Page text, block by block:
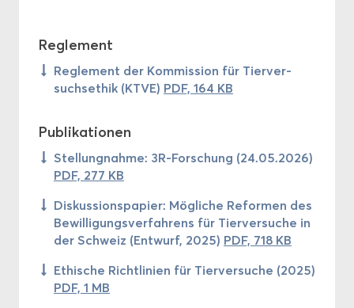
Re­gle­ment
Re­gle­ment der Kom­mis­si­on für Tier­ver­
suchs­ethik (KTVE) PDF, 164 KB
Pu­bli­ka­tio­nen
Stel­lung­nah­me: 3R-​Forschung (24.05.2026)
PDF, 277 KB
Dis­kus­si­ons­pa­pier: Mög­li­che Re­for­men des
Be­wil­li­gungs­ver­fah­rens für Tier­ver­su­che in
der Schweiz (Ent­wurf, 2025) PDF, 718 KB
Ethi­sche Richt­li­ni­en für Tier­ver­su­che (2025)
PDF, 1 MB